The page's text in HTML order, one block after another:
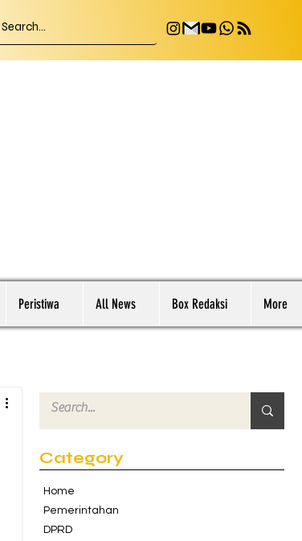
Peristiwa All News Box Redaksi More
Category
Home
Pemerintahan
DPRD